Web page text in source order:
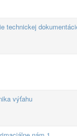
technickej
výťahu